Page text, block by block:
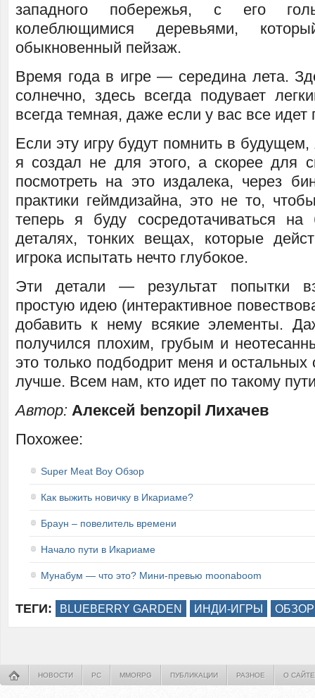
западного побережья, с его
колеблющимися деревьями,
обыкновенный пейзаж.
Время года в игре — середина лета.
солнечно, здесь всегда подувает
всегда темная, даже если у вас все идет
Если эту игру будут помнить в будущем,
я создал не для этого, а скорее для
посмотреть на это издалека, через
практики геймдизайна, это не то,
теперь я буду сосредотачиваться на
деталях, тонких вещах, которые
игрока испытать нечто глубокое.
Эти детали — результат попытки
простую идею (интерактивное
добавить к нему всякие элементы.
получился плохим, грубым и
это только подбодрит меня и остальных
лучше. Всем нам, кто идет по такому
Автор: Алексей benzopil Лихачев
Похожее:
Super Meat Boy Обзор
Как выжить новичку в Икариаме?
Браун – повелитель времени
Начало пути в Икариаме
Мунабум — что это? Мини-превью moonaboom
ТЕГИ: BLUEBERRY GARDEN ИНДИ-ИГРЫ ОБЗОР
НОВОСТИ PC MMORPG ПУБЛИКАЦИИ РАЗНОЕ О САЙТЕ